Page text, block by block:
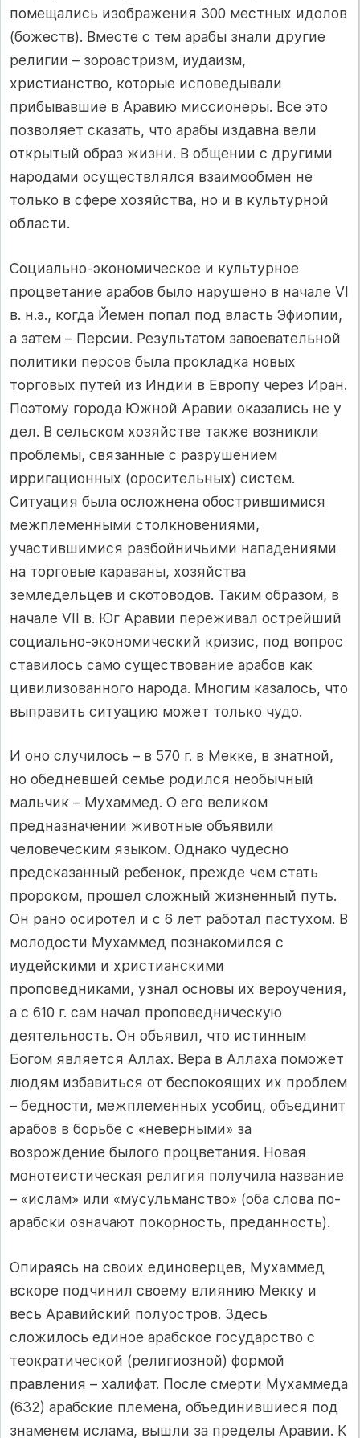
помещались изображения 300 местных идолов
(божеств). Вместе с тем арабы знали другие
религии – зороастризм, иудаизм,
христианство, которые исповедывали
прибывавшие в Аравию миссионеры. Все это
позволяет сказать, что арабы издавна вели
открытый образ жизни. В общении с другими
народами осуществлялся взаимообмен не
только в сфере хозяйства, но и в культурной
области.
Социально-экономическое и культурное
процветание арабов было нарушено в начале VI
в. н.э., когда Йемен попал под власть Эфиопии,
а затем – Персии. Результатом завоевательной
политики персов была прокладка новых
торговых путей из Индии в Европу через Иран.
Поэтому города Южной Аравии оказались не у
дел. В сельском хозяйстве также возникли
проблемы, связанные с разрушением
ирригационных (оросительных) систем.
Ситуация была осложнена обострившимися
межплеменными столкновениями,
участившимися разбойничьими нападениями
на торговые караваны, хозяйства
земледельцев и скотоводов. Таким образом, в
начале VII в. Юг Аравии переживал острейший
социально-экономический кризис, под вопрос
ставилось само существование арабов как
цивилизованного народа. Многим казалось, что
выправить ситуацию может только чудо.
И оно случилось – в 570 г. в Мекке, в знатной,
но обедневшей семье родился необычный
мальчик – Мухаммед. О его великом
предназначении животные объявили
человеческим языком. Однако чудесно
предсказанный ребенок, прежде чем стать
пророком, прошел сложный жизненный путь.
Он рано осиротел и с 6 лет работал пастухом. В
молодости Мухаммед познакомился с
иудейскими и христианскими
проповедниками, узнал основы их вероучения,
а с 610 г. сам начал проповедническую
деятельность. Он объявил, что истинным
Богом является Аллах. Вера в Аллаха поможет
людям избавиться от беспокоящих их проблем
– бедности, межплеменных усобиц, объединит
арабов в борьбе с «неверными» за
возрождение былого процветания. Новая
монотеистическая религия получила название
– «ислам» или «мусульманство» (оба слова по-
арабски означают покорность, преданность).
Опираясь на своих единоверцев, Мухаммед
вскоре подчинил своему влиянию Мекку и
весь Аравийский полуостров. Здесь
сложилось единое арабское государство с
теократической (религиозной) формой
правления – халифат. После смерти Мухаммеда
(632) арабские племена, объединившиеся под
знаменем ислама, вышли за пределы Аравии. К